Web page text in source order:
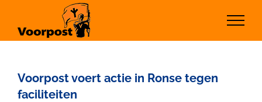
inhoud
Voorpost voert actie in Ronse tegen
faciliteiten